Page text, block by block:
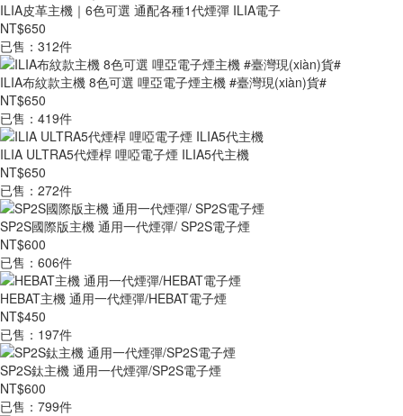
ILIA皮革主機｜6色可選 通配各種1代煙彈 ILIA電子
NT$650
已售：312件
ILIA布紋款主機 8色可選 哩亞電子煙主機 #臺灣現(xiàn)貨#
NT$650
已售：419件
ILIA ULTRA5代煙桿 哩啞電子煙 ILIA5代主機
NT$650
已售：272件
SP2S國際版主機 通用一代煙彈/ SP2S電子煙
NT$600
已售：606件
HEBAT主機 通用一代煙彈/HEBAT電子煙
NT$450
已售：197件
SP2S鈦主機 通用一代煙彈/SP2S電子煙
NT$600
已售：799件